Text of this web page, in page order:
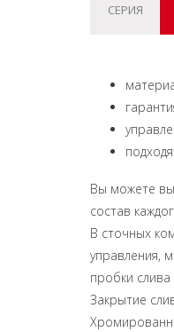
СЕРИЯ
Вы можете
состав
В сточных
управления,
пробки
Закрытие